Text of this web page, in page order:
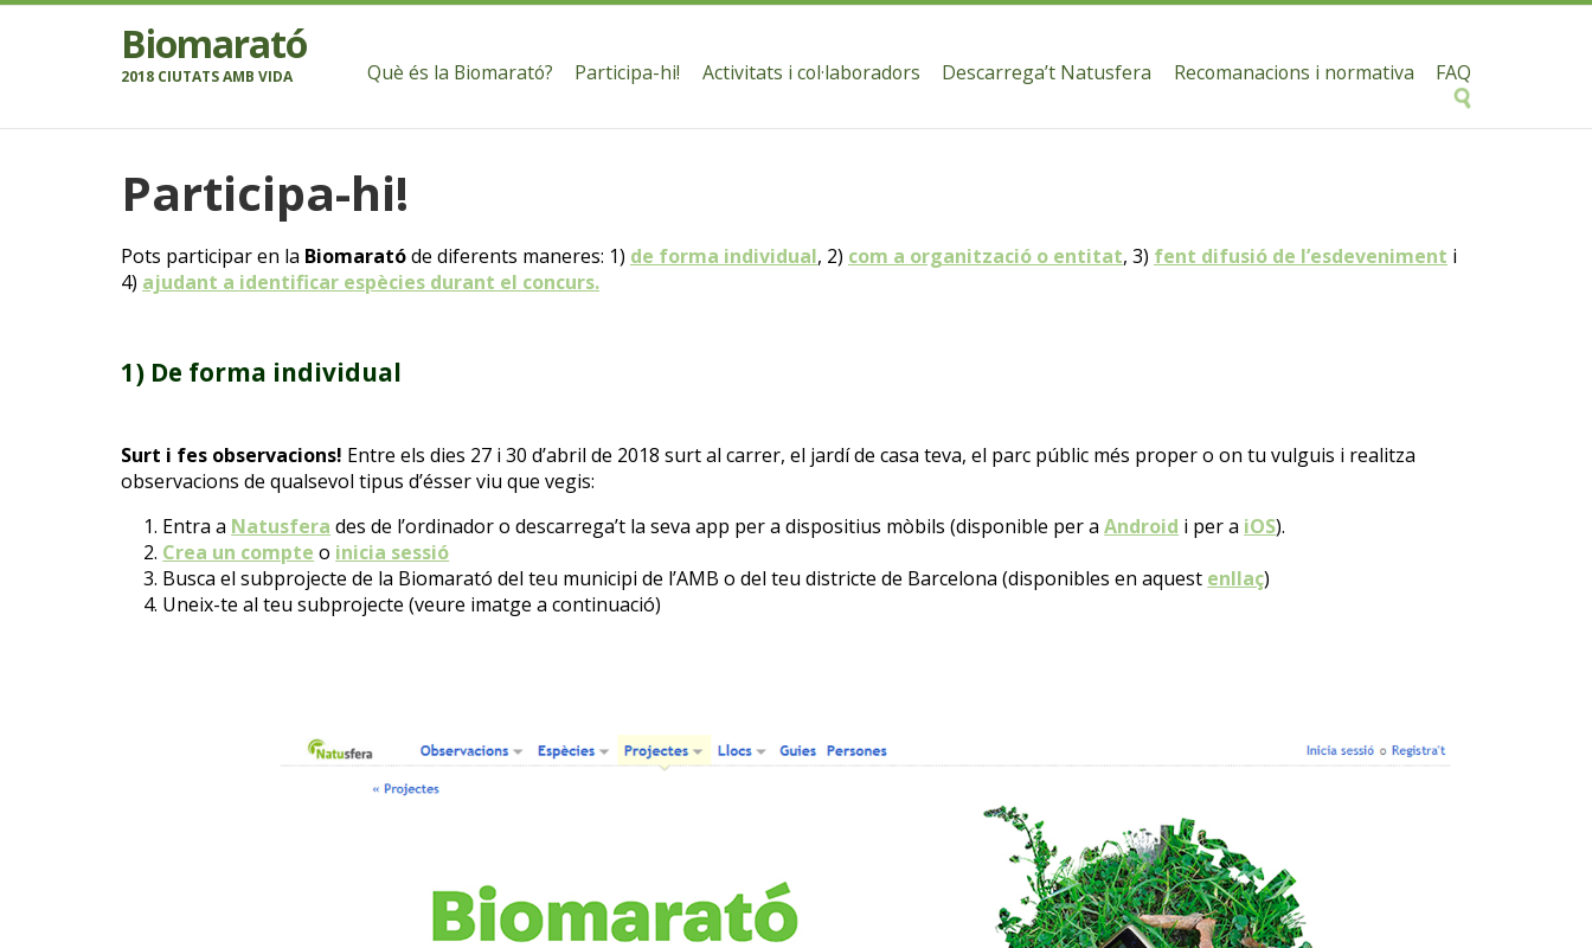
Biomarató
2018 CIUTATS AMB VIDA Què és la Biomarató? Participa-hi! Activitats i col·laboradors Descarrega’t Natusfera Recomanacions i normativa FAQ
Participa-hi!
Pots participar en la Biomaratóde diferents maneres: 1) de forma individual, 2) com a organització o entitat, 3) fent difusió de l’esdeveniment i
4) ajudant a identificar espècies durant el concurs.
1) De forma individual
Surt i fes observacions! Entre els dies 27 i 30 d’abril de 2018 surt al carrer, el jardí de casa teva, el parc públic més proper o on tu vulguis i realitza
observacions de qualsevol tipus d’ésser viu que vegis:
Entra a Natusfera des de l’ordinador o descarrega’t la seva app per a dispositius mòbils (disponible per aAndroid i per a iOS).
Crea un compte o inicia sessió
Busca el subprojecte de la Biomarató del teu municipi de l’AMB o del teu districte de Barcelona (disponibles en aquest enllaç)
Uneix-te al teu subprojecte (veure imatge a continuació)